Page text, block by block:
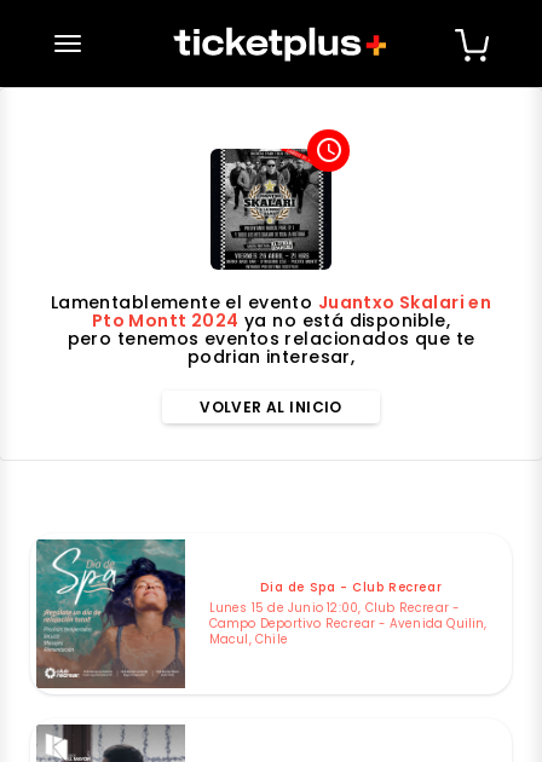
desplegar navegación
access_time
Lamentablemente el evento Juantxo Skalari en
Pto Montt 2024 ya no está disponible,
pero tenemos eventos relacionados que te
podrian interesar,
VOLVER AL INICIO
Dia de Spa - Club Recrear
Lunes 15 de Junio 12:00, Club Recrear -
Campo Deportivo Recrear - Avenida Quilin,
Macul, Chile